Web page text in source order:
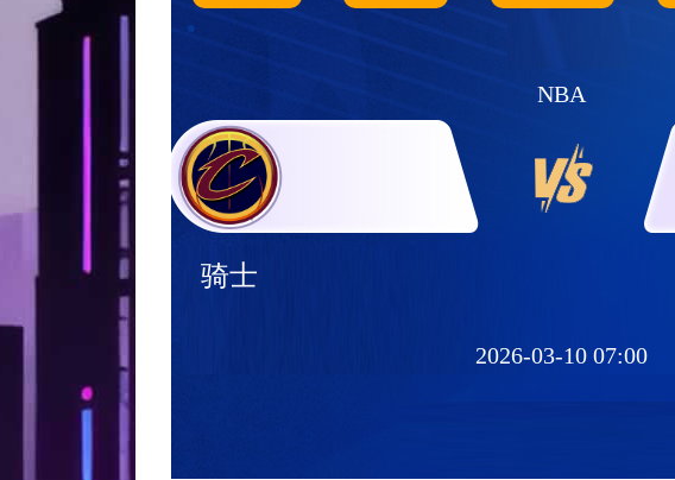
NBA
骑士
2026-03-10 07:00